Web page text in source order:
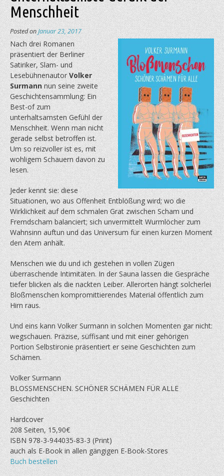
Menschheit
Posted onJanuar 23, 2017
Nach drei Romanen
präsentiert der Berliner
Satiriker, Slam- und
LesebühnenautorVolker
Surmannnun seine zweite
Geschichtensammlung: Ein
Best-of zum
unterhaltsamsten Gefühl der
Menschheit. Wenn man nicht
gerade selbst betroffen ist.
Um so reizvoller ist es, mit
wohligem Schauern davon zu
lesen.
Jeder kennt sie: diese
Situationen, wo aus Offenheit Entblößung wird; wo die
Wirklichkeit auf dem schmalen Grat zwischen Scham und
Fremdscham balanciert; sich unvermittelt Wurmlöcher zum
Wahnsinn auftun und das Universum für einen kurzen Moment
den Atem anhält.
Menschen wie du und ich gestehen in vollen Zügen
überraschende Intimitäten. In der Sauna lassen die Gespräche
tiefer blicken als die nackten Leiber. Allerorten hängt solcherlei
Bloßmenschen kompromittierendes Material öffentlich zum
Hirn raus.
Und eins kann Volker Surmann in solchen Momenten gar nicht:
wegschauen. Präzise, süffisant und mit einer gehörigen
Portion Selbstironie präsentiert er seine Geschichten zum
Schämen.
Volker Surmann
BLOSSMENSCHEN. SCHÖNER SCHÄMEN FÜR ALLE
Geschichten
Hardcover
208 Seiten, 15,90€
ISBN 978-3-944035-83-3 (Print)
auch als E-Book in allen gängigen E-Book-Stores
Buch bestellen